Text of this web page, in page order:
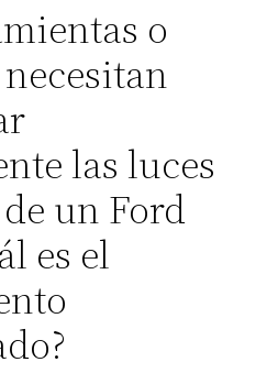
o
las luces
un Ford
es el